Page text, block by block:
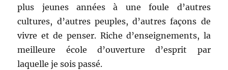
plus jeunes années à une foule d’autres
cultures, d’autres peuples, d’autres façons de
vivre et de penser. Riche d’enseignements, la
meilleure école d’ouverture d’esprit par
laquelle je sois passé.